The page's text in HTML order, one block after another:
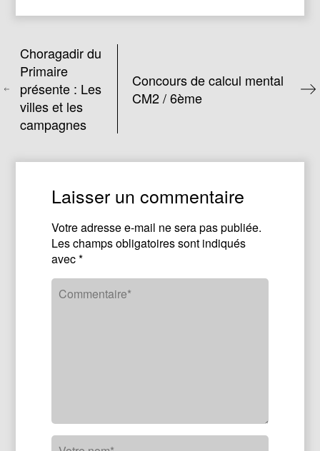
Choragadir du
Primaire
présente : Les
villes et les
campagnes
Concours de calcul mental
CM2 / 6ème
Laisser un commentaire
Votre adresse e-mail ne sera pas publiée.
Les champs obligatoires sont indiqués
avec*